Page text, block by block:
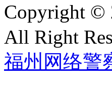
Copyright ©
All Right
福州网络警